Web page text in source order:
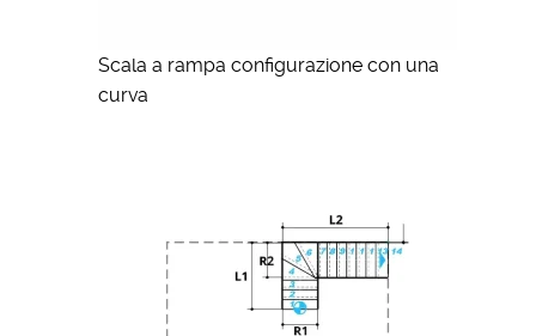
Scala a rampa configurazione con una
curva